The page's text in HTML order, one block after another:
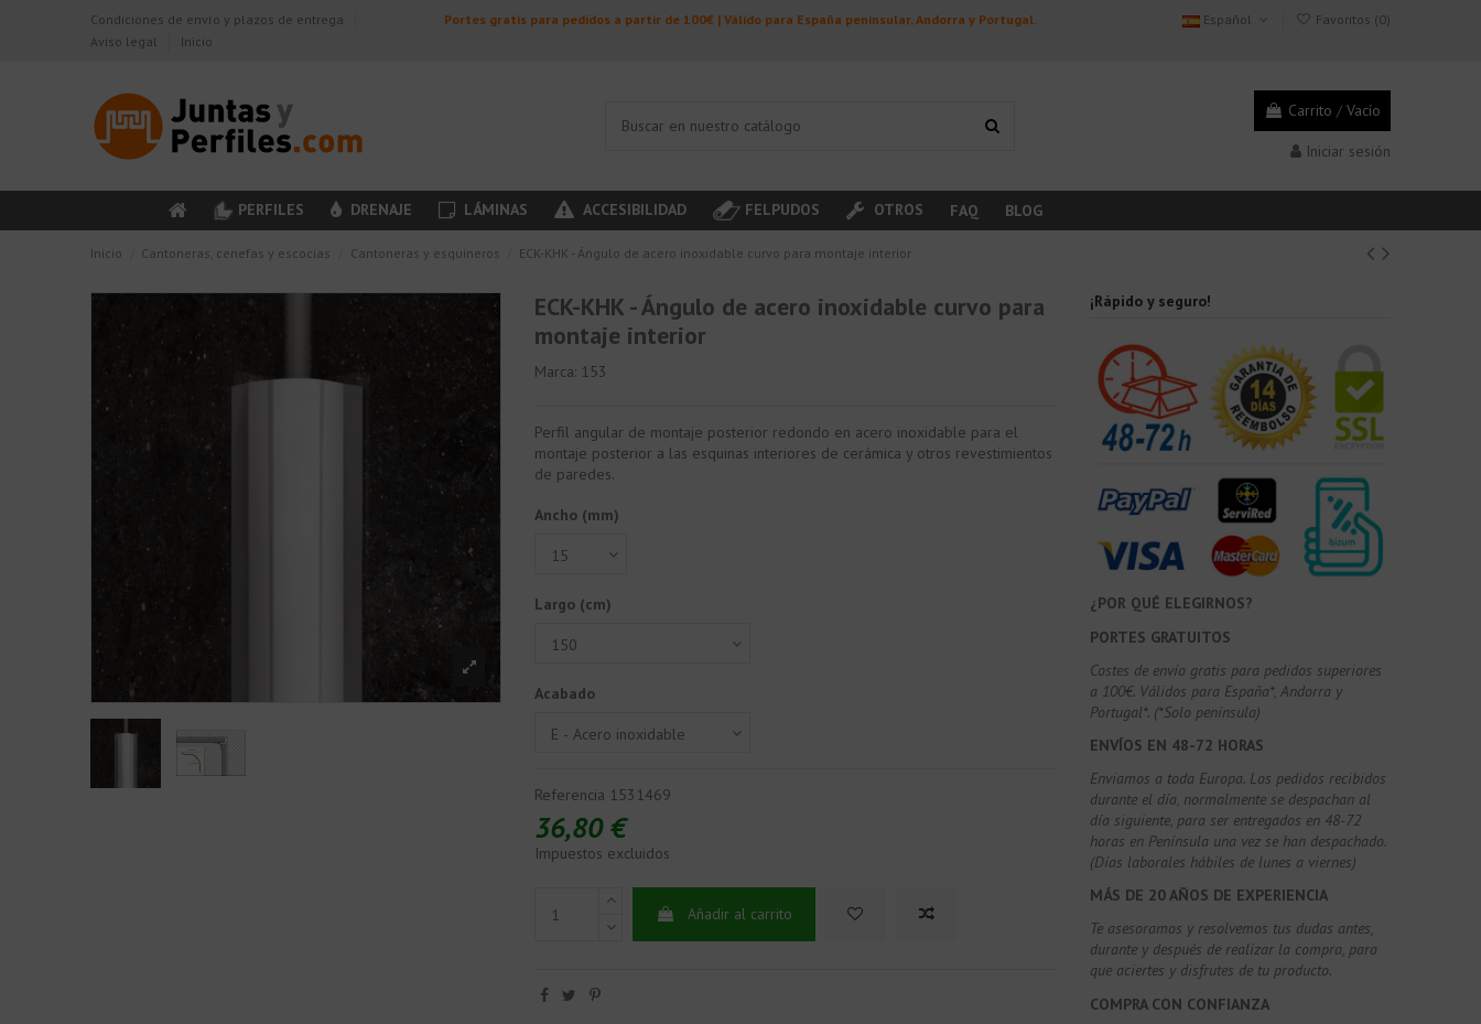
Condiciones de envío y plazos de entrega
Aviso legal
Inicio
Portes gratis para pedidos a partir de 100€ | Válido para España peninsular, Andorra y Portugal. Español Favoritos (0)
Carrito / Vacío
Iniciar sesión
PERFILES DRENAJE LÁMINAS ACCESIBILIDAD FELPUDOS OTROS FAQ BLOG
Inicio Cantoneras, cenefas y escocias Cantoneras y esquineros ECK-KHK - Ángulo de acero inoxidable curvo para montaje interior
ECK-KHK - Ángulo de acero inoxidable curvo para
montaje interior
Marca: 153
Perfil angular de montaje posterior redondo en acero inoxidable para el
montaje posterior a las esquinas interiores de cerámica y otros revestimientos
de paredes.
Ancho (mm)
Largo (cm)
Acabado
Referencia 1531469
36,80 €
Impuestos excluidos
Añadir al carrito
¡Rápido y seguro!
¿POR QUÉ ELEGIRNOS?
PORTES GRATUITOS
Costes de envío gratis para pedidos superiores
a 100€. Válidos para España*, Andorra y
Portugal*. (*Solo península)
ENVÍOS EN 48-72 HORAS
Enviamos a toda Europa. Los pedidos recibidos
durante el día, normalmente se despachan al
día siguiente, para ser entregados en 48-72
horas en Península una vez se han despachado.
(Días laborales hábiles de lunes a viernes)
MÁS DE 20 AÑOS DE EXPERIENCIA
Te asesoramos y resolvemos tus dudas antes,
durante y después de realizar la compra, para
que aciertes y disfrutes de tu producto.
COMPRA CON CONFIANZA